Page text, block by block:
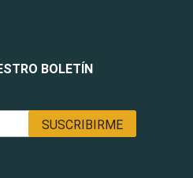
BOLETÍN